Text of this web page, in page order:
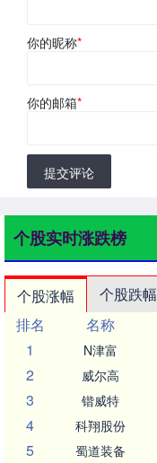
你的昵称*
你的邮箱*
提交评论
个股实时涨跌榜
个股涨幅 个股跌幅
排名
名称
1
N津富
2 威尔高
3 锴威特
4 科翔股份
5 蜀道装备